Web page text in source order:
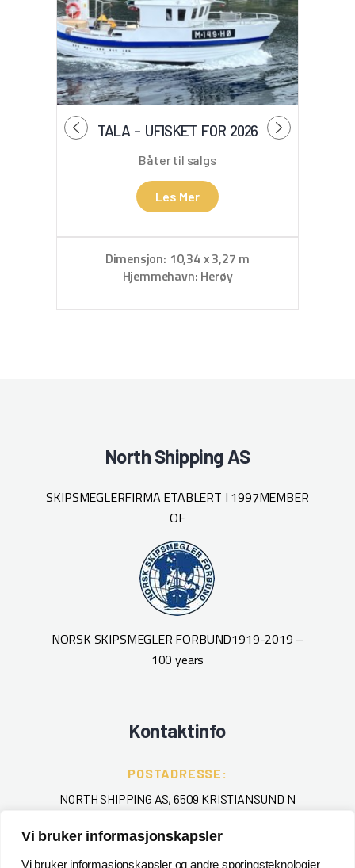
Vi bruker informasjonskapsler
Vi bruker informasjonskapsler og andre sporingsteknologier
TALA – UFISKET FOR 2026
Båter til salgs
Les Mer
Dimensjon: 10,34 x 3,27 m
Hjemmehavn: Herøy
North Shipping AS
SKIPSMEGLERFIRMA ETABLERT I 1997MEMBER
OF
NORSK SKIPSMEGLER FORBUND1919-2019 –
100 years
Kontaktinfo
POSTADRESSE:
NORTH SHIPPING AS, 6509 KRISTIANSUND N
TELEFON:
+ 47 715 40 000